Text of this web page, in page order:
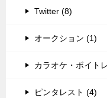
Twitter (8)
オークション (1)
カラオケ・ボイト
ピンタレスト (4)